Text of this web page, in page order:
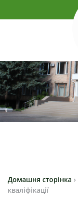
Домашня сторінка ›
кваліфікації